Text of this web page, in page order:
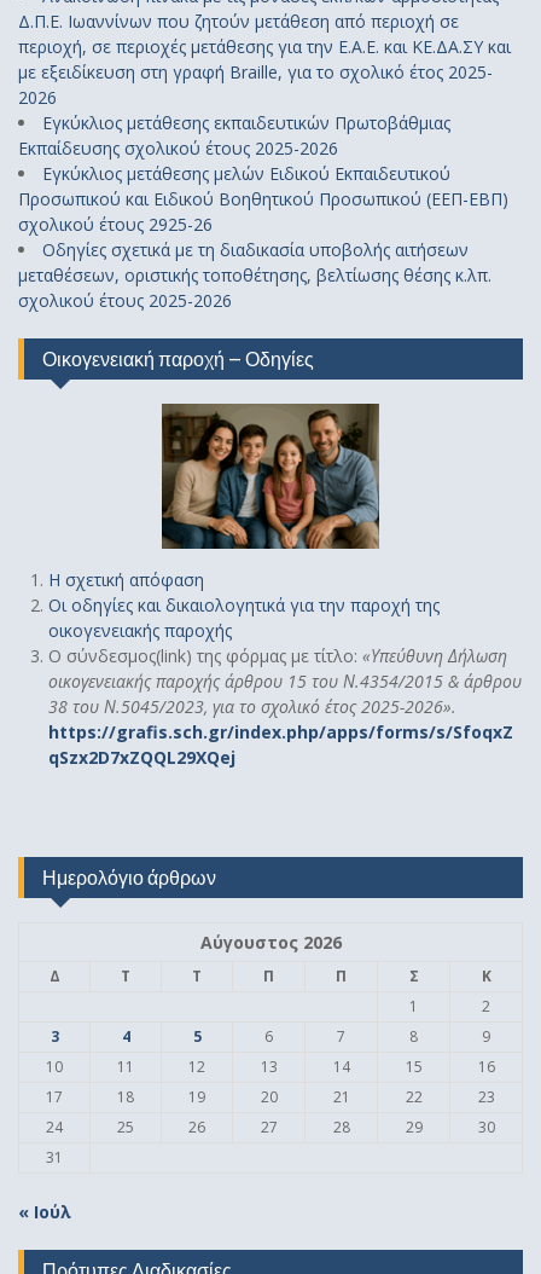
Δ.Π.Ε. Ιωαννίνων που ζητούν μετάθεση από περιοχή σε
περιοχή, σε περιοχές μετάθεσης για την Ε.Α.Ε. και ΚΕ.ΔΑ.ΣΥ και
με εξειδίκευση στη γραφή Braille, για το σχολικό έτος 2025-
2026
Εγκύκλιος μετάθεσης εκπαιδευτικών Πρωτοβάθμιας
Εκπαίδευσης σχολικού έτους 2025-2026
Εγκύκλιος μετάθεσης μελών Ειδικού Εκπαιδευτικού
Προσωπικού και Ειδικού Βοηθητικού Προσωπικού (ΕΕΠ-ΕΒΠ)
σχολικού έτους 2925-26
Οδηγίες σχετικά με τη διαδικασία υποβολής αιτήσεων
μεταθέσεων, οριστικής τοποθέτησης, βελτίωσης θέσης κ.λπ.
σχολικού έτους 2025-2026
Οικογενειακή παροχή – Οδηγίες
Η σχετική απόφαση
Οι οδηγίες και δικαιολογητικά για την παροχή της
οικογενειακής παροχής
Ο σύνδεσμος(link) της φόρμας με τίτλο: «Υπεύθυνη Δήλωση
οικογενειακής παροχής άρθρου 15 του Ν.4354/2015 & άρθρου
38 του Ν.5045/2023, για το σχολικό έτος 2025-2026».
https://grafis.sch.gr/index.php/apps/forms/s/SfoqxZ
qSzx2D7xZQQL29XQej
Ημερολόγιο άρθρων
Αύγουστος 2026
Δ Τ Τ Π Π Σ
Κ
1
2
3
4 5 6 7 8
9
10
11 12 13 14 15
16
17
18 19 20 21 22
23
24
25 26 27 28 29
30
31
« Ιούλ